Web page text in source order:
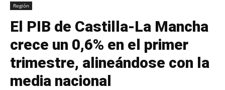
Región
El PIB de Castilla-La Mancha
crece un 0,6% en el primer
trimestre, alineándose con la
media nacional